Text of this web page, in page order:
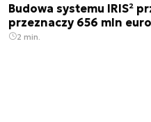
Budowa systemu IRIS²
przeznaczy 656 mln euro
2 min.